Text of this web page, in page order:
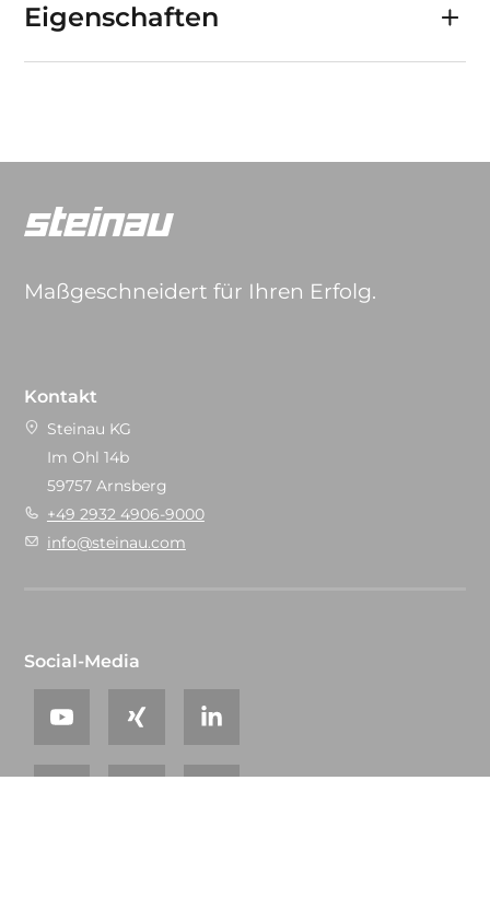
Eigenschaften
Maßgeschneidert für Ihren Erfolg.
Kontakt
Steinau KG
Im Ohl 14b
59757 Arnsberg
+49 2932 4906-9000
info@steinau.com
Social-Media